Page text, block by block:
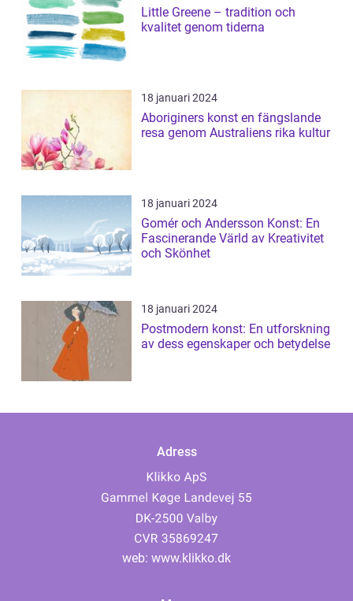
Little Greene – tradition och
kvalitet genom tiderna
18 januari 2024
Aboriginers konst en fängslande
resa genom Australiens rika kultur
18 januari 2024
Gomér och Andersson Konst: En
Fascinerande Värld av Kreativitet
och Skönhet
18 januari 2024
Postmodern konst: En utforskning
av dess egenskaper och betydelse
Adress
web: www.klikko.dk